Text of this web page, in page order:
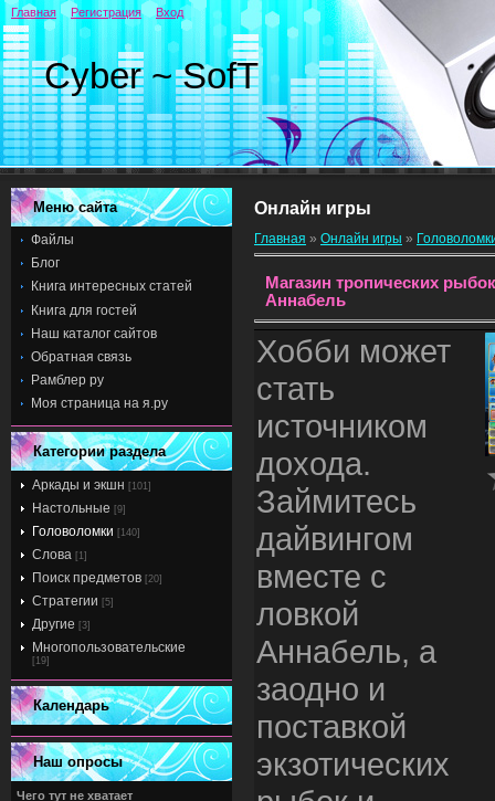
Cyber ~ SofT
Главная Регистрация Вход
Меню сайта
Файлы
Блог
Книга интересных статей
Книга для гостей
Наш каталог сайтов
Обратная связь
Рамблер ру
Моя страница на я.ру
Категории раздела
Аркады и экшн [101]
Настольные [9]
Головоломки [140]
Слова [1]
Поиск предметов [20]
Стратегии [5]
Другие [3]
Многопользовательские
[19]
Календарь
Наш опросы
Чего тут не хватает
Онлайн игры
Главная » Онлайн игры »
Магазин тропических
Аннабель
Хобби может
стать
источником
дохода.
Займитесь
дайвингом
вместе с
ловкой
Аннабель, а
заодно и
поставкой
экзотических